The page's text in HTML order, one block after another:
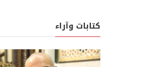
كتابات وآراء